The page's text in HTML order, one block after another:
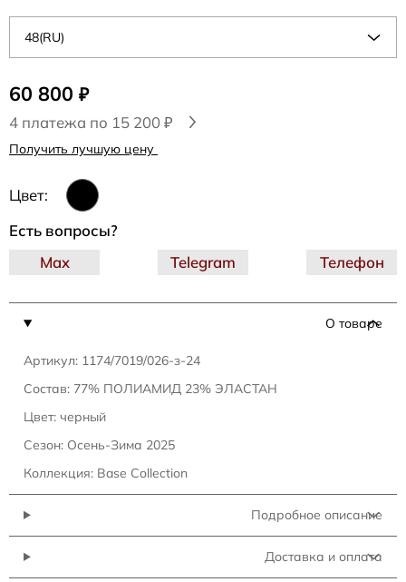
60 800 ₽
4 платежа по 15 200 ₽
Получить лучшую цену
Цвет:
48(RU)
О товаре
Артикул: 1174/7019/026-з-24
Состав: 77% ПОЛИАМИД 23% ЭЛАСТАН
Цвет: черный
Сезон: Осень-Зима 2025
Коллекция: Base Collection
Подробное описание
Доставка и оплата
Есть вопросы?
Telegram
Max Телефон